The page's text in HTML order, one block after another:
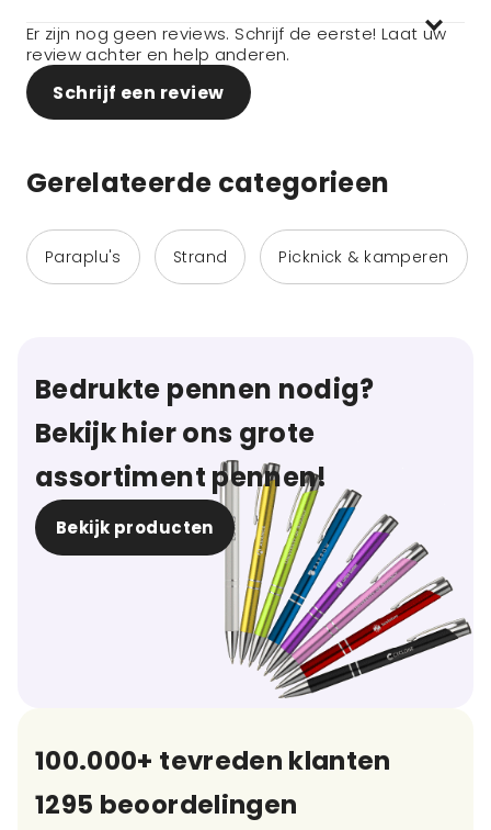
Er zijn nog geen reviews. Schrijf de eerste! Laat uw
review achter en help anderen.
Schrijf een review
Gerelateerde categorieen
Paraplu's Strand Picknick & kamperen
Bedrukte pennen nodig?
Bekijk hier ons grote
assortiment pennen!
Bekijk producten
100.000+ tevreden klanten
1295 beoordelingen